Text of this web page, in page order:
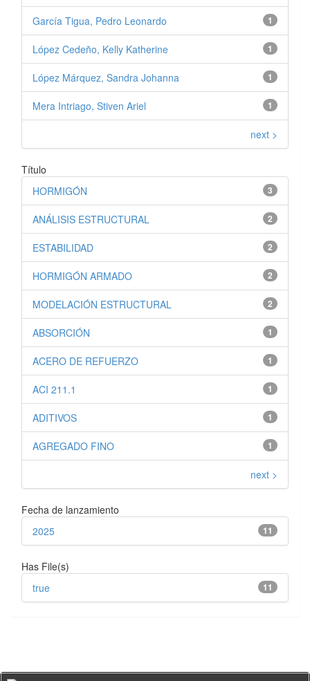
1
García Tigua, Pedro Leonardo
1
López Cedeño, Kelly Katherine
1
López Márquez, Sandra Johanna
1
Mera Intriago, Stiven Ariel
next >
Título
3
HORMIGÓN
2
ANÁLISIS ESTRUCTURAL
2
ESTABILIDAD
2
HORMIGÓN ARMADO
2
MODELACIÓN ESTRUCTURAL
1
ABSORCIÓN
1
ACERO DE REFUERZO
1
ACI 211.1
1
ADITIVOS
1
AGREGADO FINO
next >
Fecha de lanzamiento
11
2025
Has File(s)
11
true